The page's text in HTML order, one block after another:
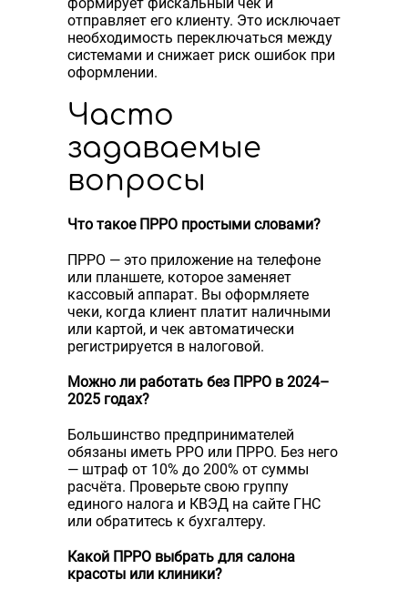
отправляет его клиенту. Это исключает
необходимость переключаться между
системами и снижает риск ошибок при
оформлении.
Часто
задаваемые
вопросы
Что такое ПРРО простыми словами?
ПРРО — это приложение на телефоне
или планшете, которое заменяет
кассовый аппарат. Вы оформляете
чеки, когда клиент платит наличными
или картой, и чек автоматически
регистрируется в налоговой.
Можно ли работать без ПРРО в 2024–
2025 годах?
Большинство предпринимателей
обязаны иметь РРО или ПРРО. Без него
— штраф от 10% до 200% от суммы
расчёта. Проверьте свою группу
единого налога и КВЭД на сайте ГНС
или обратитесь к бухгалтеру.
Какой ПРРО выбрать для салона
красоты или клиники?